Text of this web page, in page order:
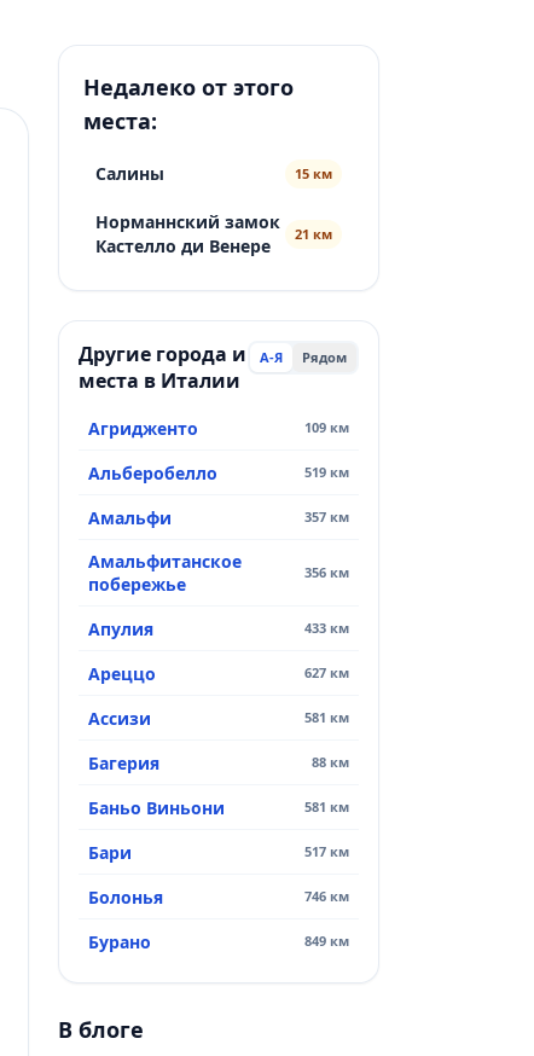
Недалеко от этого
места:
Салины 15 км
Норманнский замок
Кастелло ди Венере
21 км
Другие города и
места в Италии
А-Я Рядом
Агридженто 109 км
Альберобелло 519 км
Амальфи 357 км
Амальфитанское
побережье
356 км
Апулия 433 км
Ареццо 627 км
Ассизи 581 км
Багерия 88 км
Баньо Виньони 581 км
Бари 517 км
Болонья 746 км
Бурано 849 км
В блоге